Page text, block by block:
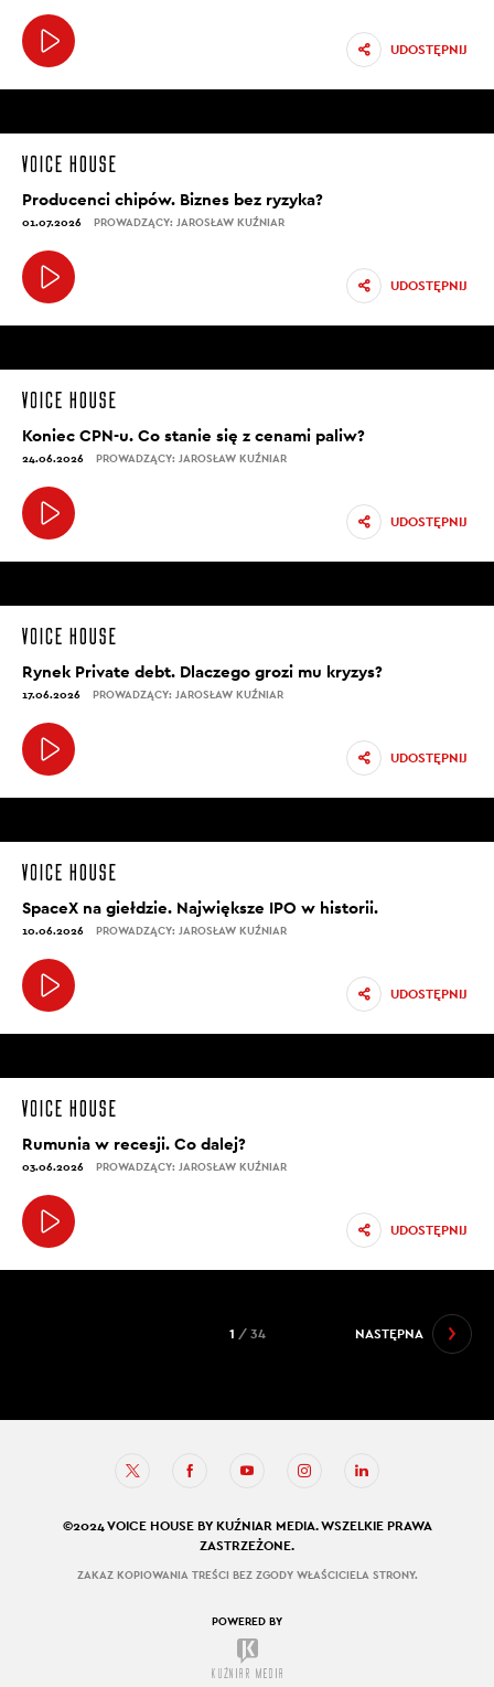
UDOSTĘPNIJ
Producenci chipów. Biznes bez ryzyka?
01.07.2026 PROWADZĄCY: JAROSŁAW KUŹNIAR
UDOSTĘPNIJ
Koniec CPN-u. Co stanie się z cenami paliw?
24.06.2026 PROWADZĄCY: JAROSŁAW KUŹNIAR
UDOSTĘPNIJ
Rynek Private debt. Dlaczego grozi mu kryzys?
17.06.2026 PROWADZĄCY: JAROSŁAW KUŹNIAR
UDOSTĘPNIJ
SpaceX na giełdzie. Największe IPO w historii.
10.06.2026 PROWADZĄCY: JAROSŁAW KUŹNIAR
UDOSTĘPNIJ
Rumunia w recesji. Co dalej?
03.06.2026 PROWADZĄCY: JAROSŁAW KUŹNIAR
UDOSTĘPNIJ
NASTĘPNA
1 / 34
©2024 VOICE HOUSE BY KUŹNIAR MEDIA. WSZELKIE PRAWA
ZASTRZEŻONE.
ZAKAZ KOPIOWANIA TREŚCI BEZ ZGODY WŁAŚCICIELA STRONY.
POWERED BY